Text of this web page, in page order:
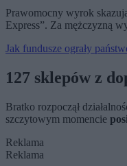
Prawomocny wyrok
Express”. Za mężczyzną
Jak fundusze ograły
127 sklepów z
Bratko rozpoczął
szczytowym momencie
Reklama
Reklama